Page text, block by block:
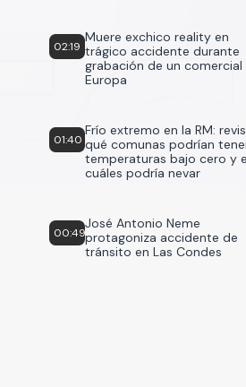
02:19
Muere exchico reality en
trágico accidente durante
grabación de un comercial
Europa
01:40
Frío extremo en la RM:
qué comunas podrían
temperaturas bajo cero y
cuáles podría nevar
00:49
José Antonio Neme
protagoniza accidente de
tránsito en Las Condes